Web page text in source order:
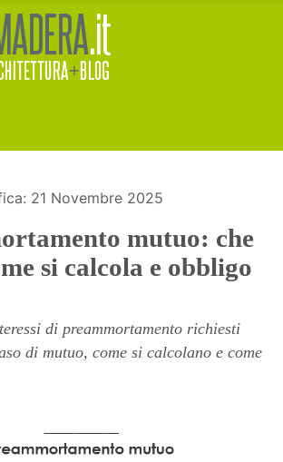
21 Novembre 2025
mutuo: che
si calcola e obbligo
di preammortamento richiesti
di mutuo, come si calcolano e come